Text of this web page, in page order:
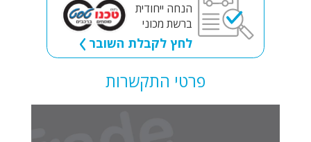
הנחה ייחודית
ברשת מכוני
לחץ לקבלת השובר
פרטי התקשרות